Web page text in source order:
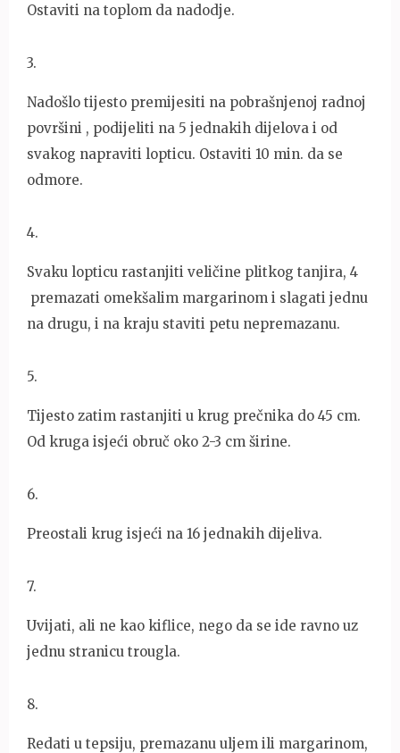
Ostaviti na toplom da nadodje.
3.
Nadošlo tijesto premijesiti na pobrašnjenoj radnoj
površini , podijeliti na 5 jednakih dijelova i od
svakog napraviti lopticu. Ostaviti 10 min. da se
odmore.
4.
Svaku lopticu rastanjiti veličine plitkog tanjira, 4
premazati omekšalim margarinom i slagati jednu
na drugu, i na kraju staviti petu nepremazanu.
5.
Tijesto zatim rastanjiti u krug prečnika do 45 cm.
Od kruga isjeći obruč oko 2-3 cm širine.
6.
Preostali krug isjeći na 16 jednakih dijeliva.
7.
Uvijati, ali ne kao kiflice, nego da se ide ravno uz
jednu stranicu trougla.
8.
Redati u tepsiju, premazanu uljem ili margarinom,